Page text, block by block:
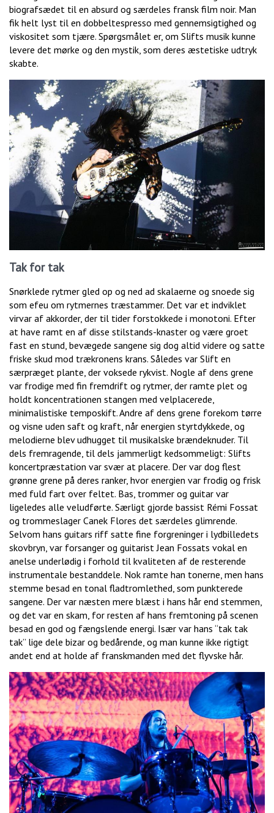
biografsædet til en absurd og særdeles fransk film noir. Man
fik helt lyst til en dobbeltespresso med gennemsigtighed og
viskositet som tjære. Spørgsmålet er, om Slifts musik kunne
levere det mørke og den mystik, som deres æstetiske udtryk
skabte.
Tak for tak
Snørklede rytmer gled op og ned ad skalaerne og snoede sig
som efeu om rytmernes træstammer. Det var et indviklet
virvar af akkorder, der til tider forstokkede i monotoni. Efter
at have ramt en af disse stilstands-knaster og være groet
fast en stund, bevægede sangene sig dog altid videre og satte
friske skud mod trækronens krans. Således var Slift en
særpræget plante, der voksede rykvist. Nogle af dens grene
var frodige med fin fremdrift og rytmer, der ramte plet og
holdt koncentrationen stangen med velplacerede,
minimalistiske temposkift. Andre af dens grene forekom tørre
og visne uden saft og kraft, når energien styrtdykkede, og
melodierne blev udhugget til musikalske brændeknuder. Til
dels fremragende, til dels jammerligt kedsommeligt: Slifts
koncertpræstation var svær at placere. Der var dog flest
grønne grene på deres ranker, hvor energien var frodig og frisk
med fuld fart over feltet. Bas, trommer og guitar var
ligeledes alle veludførte. Særligt gjorde bassist Rémi Fossat
og trommeslager Canek Flores det særdeles glimrende.
Selvom hans guitars riff satte fine forgreninger i lydbilledets
skovbryn, var forsanger og guitarist Jean Fossats vokal en
anelse underlødig i forhold til kvaliteten af de resterende
instrumentale bestanddele. Nok ramte han tonerne, men hans
stemme besad en tonal fladtromlethed, som punkterede
sangene. Der var næsten mere blæst i hans hår end stemmen,
og det var en skam, for resten af hans fremtoning på scenen
besad en god og fængslende energi. Især var hans “tak tak
tak” lige dele bizar og bedårende, og man kunne ikke rigtigt
andet end at holde af franskmanden med det flyvske hår.